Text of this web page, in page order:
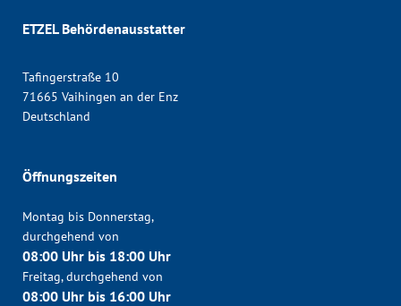
ETZEL Behördenausstatter
Tafingerstraße 10
71665 Vaihingen an der Enz
Deutschland
Öffnungszeiten
Montag bis Donnerstag,
durchgehend von
08:00 Uhr bis 18:00 Uhr
Freitag, durchgehend von
08:00 Uhr bis 16:00 Uhr